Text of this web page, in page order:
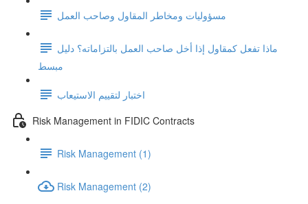
مسؤوليات ومخاطر المقاول وصاحب العمل
ماذا تفعل كمقاول إذا أخل صاحب العمل بالتزاماته؟ دليل
مبسط
اختبار لتقييم الاستيعاب
Risk Management in FIDIC Contracts
Risk Management (1)
Risk Management (2)